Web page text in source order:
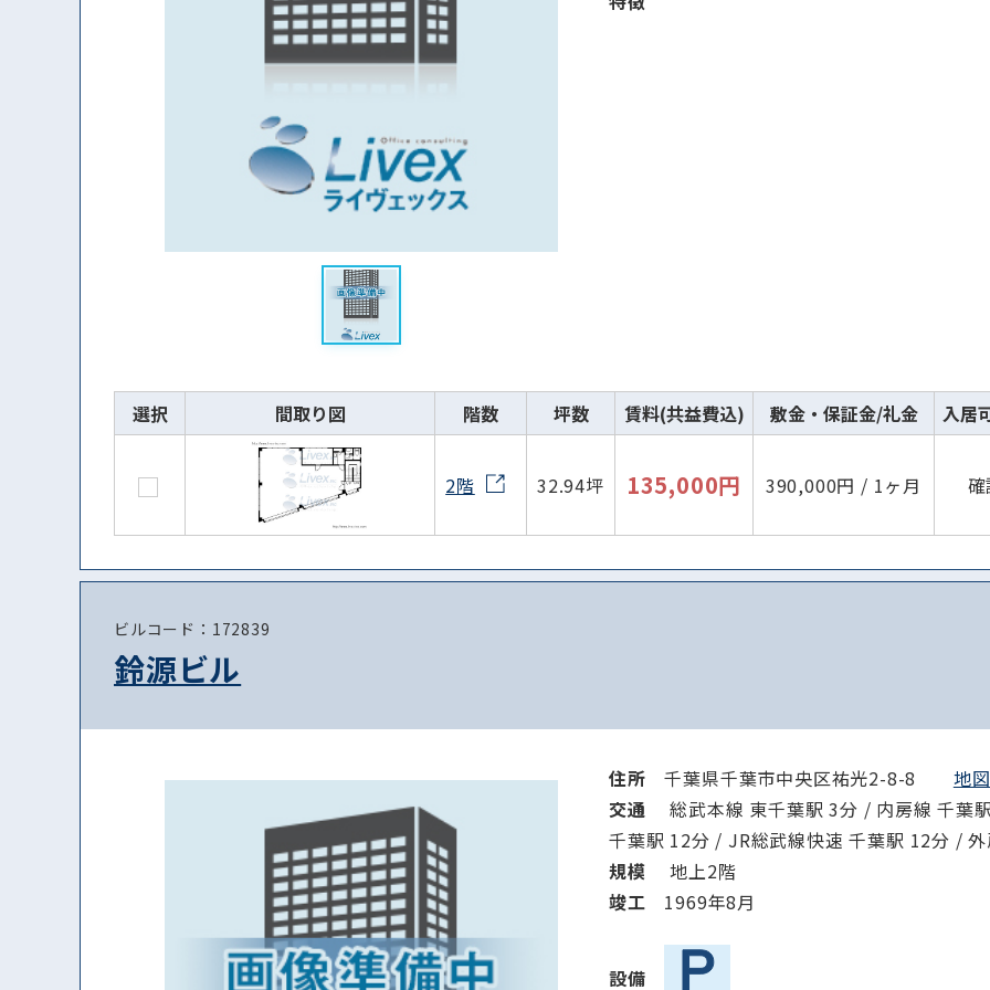
選択 間取り図 階数 坪数 賃料(共益費込) 敷金・保証金/礼金 入居
2階 32.94坪 135,000円 390,000円 / 1ヶ月
ビルコード：172839
鈴源ビル
住所千葉県千葉市中央区祐光2-8-8 地
交通
総武本線 東千葉駅 3分 / 内房線 千葉
千葉駅 12分 / JR総武線快速 千葉駅 12分 / 外
規模
地上2階
竣⼯ 1969年8月
設備